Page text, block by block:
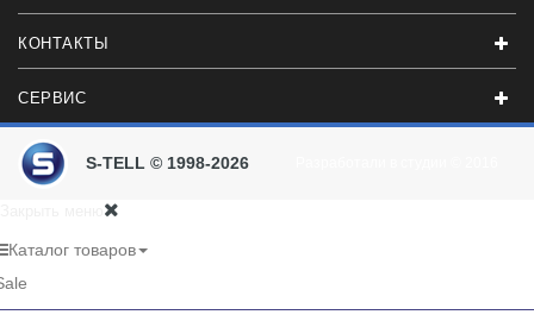
КОНТАКТЫ
СЕРВИС
S-TELL © 1998-2026
Каталог товаров